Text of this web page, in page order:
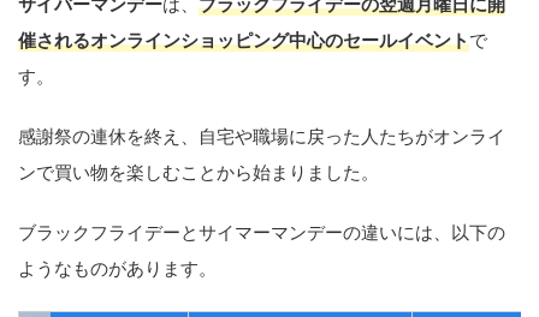
催されるオンラインショッピング中心のセールイベントで
す。
感謝祭の連休を終え、自宅や職場に戻った人たちがオンライ
ンで買い物を楽しむことから始まりました。
ブラックフライデーとサイマーマンデーの違いには、以下の
ようなものがあります。